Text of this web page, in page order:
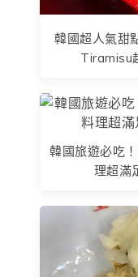
韓國超人氣甜
Tiramisu
韓國旅遊必吃
理超滿